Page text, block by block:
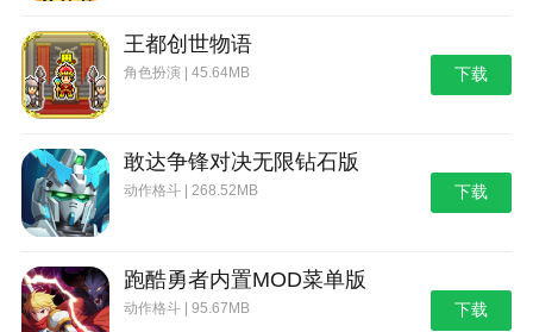
王都创世物语
角色扮演 | 45.64MB 下载
敢达争锋对决无限钻石版
动作格斗 | 268.52MB 下载
跑酷勇者内置MOD菜单版
动作格斗 | 95.67MB 下载